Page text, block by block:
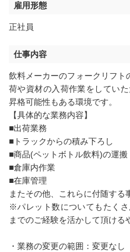
雇用形態
正社員
仕事内容
飲料メーカーのフォークリフト
荷や資材の入荷作業をしてい
昇格可能性もある環境です。
【具体的な業務内容】
■出荷業務
■トラックからの積み下ろし
■商品(ペットボトル飲料)の運搬
■倉庫内作業
■在庫管理
またその他、これらに付随する
※パレット数についてもたく
までのご経験を活かして頂ける
・業務の変更の範囲：変更なし